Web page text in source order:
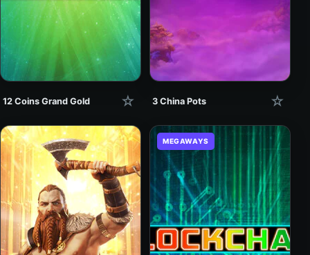
12 Coins Grand Gold ☆ 3 China Pots ☆
MEGAWAYS